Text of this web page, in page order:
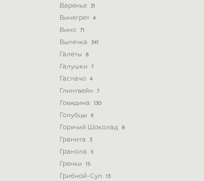
Варенье 31
Винегрет 4
Вино 71
Выпечка 341
Галеты 8
Галушки 7
Гаспачо 4
Глинтвейн 7
Говядина 130
Голубцы 6
Горячий Шоколад 8
Гранита 3
Гранола 5
Гренки 15
Грибной-Суп 13